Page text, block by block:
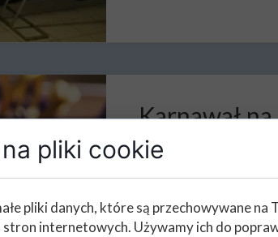
Karnawał
02 LUTEGO 2024
W tym tygodniu
pliki cookie
pliki danych, które są przechowywane na
internetowych. Używamy ich do